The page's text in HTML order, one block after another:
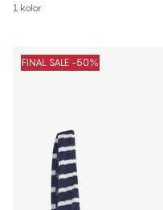
1 kolor
FINAL SALE -50%